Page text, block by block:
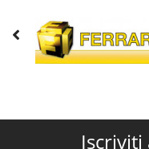
Iscriviti